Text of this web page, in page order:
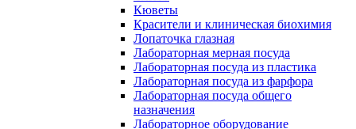
Кюветы
Красители и клиническая биохимия
Лопаточка глазная
Лабораторная мерная посуда
Лабораторная посуда из пластика
Лабораторная посуда из фарфора
Лабораторная посуда общего
назначения
Лабораторное оборудование